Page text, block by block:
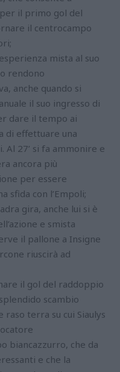
il primo gol del
il centrocampo
mista al suo
rendono
anche quando si
il suo ingresso di
dare il tempo ai
di effettuare una
27’ si fa ammonire e
ancora più
per essere
sfida con l’Empoli;
gira, anche lui si è
e smista
il pallone a Insigne
riuscirà ad
il gol del raddoppio
scambio
terra su cui Siaulys
biancazzurro, che da
e che la